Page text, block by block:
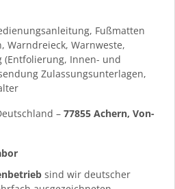
Fußmatten
Warndreieck, Warnweste,
(Entfolierung, Innen- und
Zulassungsunterlagen,
– 77855 Achern, Von-
sind wir deutscher